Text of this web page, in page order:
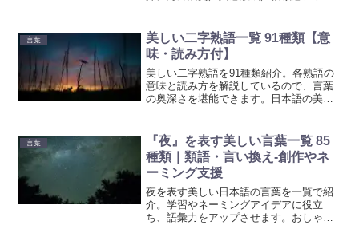
言葉
美しい二字熟語一覧 91種類【意
味・読み方付】
美しい二字熟語を91種類紹介。各熟語の
意味と読み方を解説しているので、言葉
の奥深さを堪能できます。日本語の美し
言葉
『夜』を表す美しい言葉一覧 85
種類｜類語・言い換え-創作やネ
ーミング支援
夜を表す美しい日本語の言葉を一覧で紹
介。学習やネーミングアイデアに役立
ち、語彙力をアップさせます。おしゃれ